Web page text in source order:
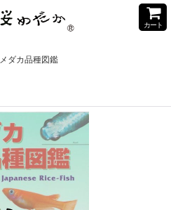
カート
メダカ品種図鑑